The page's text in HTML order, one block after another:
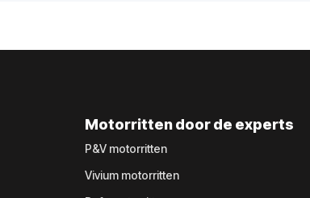
Motorritten door de experts
P&V motorritten
Vivium motorritten